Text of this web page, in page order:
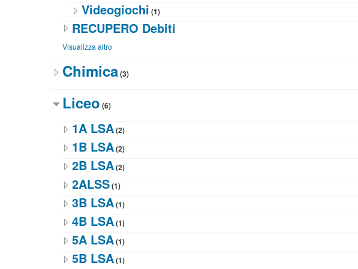
Videogiochi (1)
RECUPERO Debiti
Visualizza altro
Chimica(3)
Liceo (6)
1A LSA(2)
1B LSA(2)
2B LSA(2)
2ALSS(1)
3B LSA(1)
4B LSA(1)
5A LSA(1)
5B LSA(1)